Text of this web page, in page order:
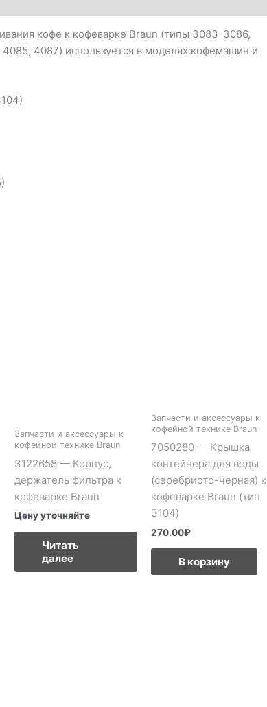
кофе к кофеварке Braun (типы 3083-3086,
4087) используется в моделях:кофемашин и
Запчасти и аксессуары к
кофейной технике Braun
3122658 — Корпус,
держатель фильтра к
кофеварке Braun
Цену уточняйте
Читать
далее
Запчасти и аксессуары к
кофейной технике Braun
7050280 — Крышка
контейнера для воды
(серебристо-черная) к
кофеварке Braun (тип
3104)
270.00₽
В корзину